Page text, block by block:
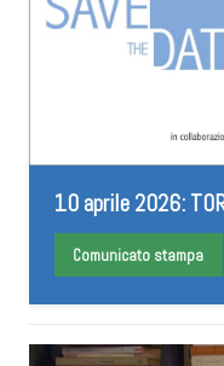
10 aprile 2026:
Comunicato stampa